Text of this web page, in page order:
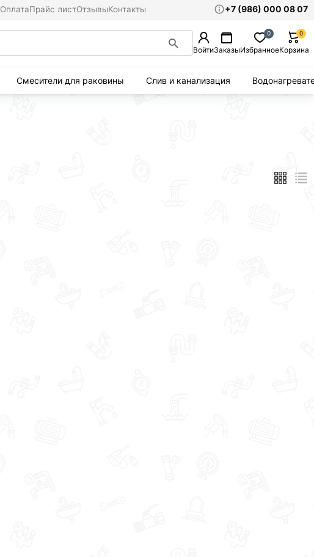
ОплатаПрайс листОтзывыКонтакты +7 (986) 000 08 07
ВойтиЗаказыИзбранное
0
Корзина
0
Смесители для раковины Слив и канализация